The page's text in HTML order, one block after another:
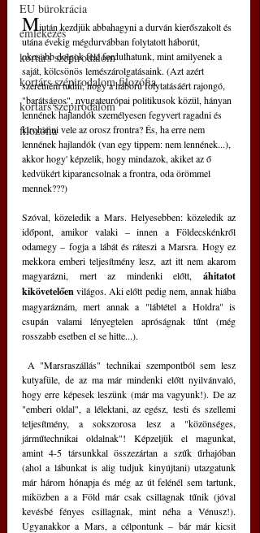
EU bürokrácia
emlékezés
kortárs szépirodalom
kortárs szépirodalom filozófia
kortárs szépirodalom
filozófia
Miután kezdjük abbahagyni a durván kierőszakolt és
utána évekig mégdurvábban folytatott háborút,
okosabb dolgok felé fordulhatunk, mint amilyenek a
saját, kölcsönös lemészárolgatásaink. (Azt azért
szeretném tudni, hogy a háború folytatásáért rajongó,
"barátságos", nyugateurópai politikusok közül, hányan
lennének hajlandók személyesen fegyvert ragadni és
kirohanni vele az orosz frontra? És, ha erre nem
lennének hajlandók (van egy tippem: nem lennének...),
akkor hogy' képzelik, hogy mindazok, akiket az ő
kedvükért kiparancsolnak a frontra, oda örömmel
mennek???)
Szóval, közeledik a Mars. Helyesebben: közeledik az
időpont, amikor valaki – innen a Földecskénkről
odamegy – fogja a lábát és ráteszi a Marsra. Hogy ez
mekkora emberi teljesítmény lesz, azt itt nem akarom
magyarázni, mert az mindenki előtt, áhitatot
kikövetelően világos. Aki előtt pedig nem, annak hiába
magyaráznám, mert annak a "lábtétel a Holdra" is
csupán valami lényegtelen apróságnak tűnt (még
rosszabb esetben el se hitte...).
kutyafüle, de az ma már mindenki előtt nyilvánvaló,
hogy erre képesek leszünk (már ma vagyunk!). De az
"emberi oldal", a lélektani, az egész, testi és szellemi
teljesítmény, a sokszorosa lesz a "közönséges,
járműtechnikai oldalnak"! Képzeljük el magunkat,
amint 4-5 társunkkal összezártan a szűk űrhajóban
(ahol a lábunkat is alig tudjuk kinyújtani) utazgatunk
már három hónapja és még az út felénél sem tartunk,
miközben a a Föld már csak csillagnak tűnik (jóval
kevésbé fényes csillagnak, mint néha a Vénusz!).
Ugyanakkor a Mars, a célpontunk – bár már kicsit